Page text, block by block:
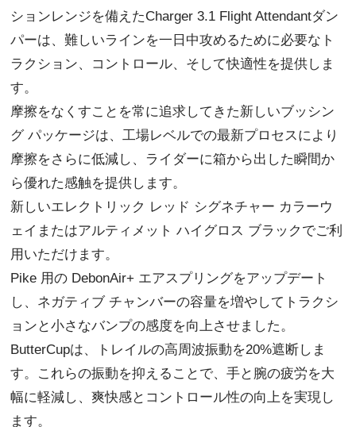
ションレンジを備えたCharger 3.1 Flight Attendantダン
パーは、難しいラインを一日中攻めるために必要なト
ラクション、コントロール、そして快適性を提供しま
す。
摩擦をなくすことを常に追求してきた新しいブッシン
グ パッケージは、工場レベルでの最新プロセスにより
摩擦をさらに低減し、ライダーに箱から出した瞬間か
ら優れた感触を提供します。
新しいエレクトリック レッド シグネチャー カラーウ
ェイまたはアルティメット ハイグロス ブラックでご利
用いただけます。
Pike 用の DebonAir+ エアスプリングをアップデート
し、ネガティブ チャンバーの容量を増やしてトラクシ
ョンと小さなバンプの感度を向上させました。
ButterCupは、トレイルの高周波振動を20%遮断しま
す。これらの振動を抑えることで、手と腕の疲労を大
幅に軽減し、爽快感とコントロール性の向上を実現し
ます。